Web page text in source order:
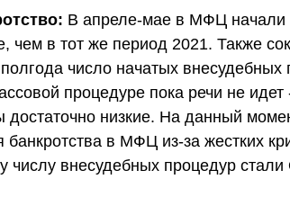
В апреле-мае в МФЦ начали
чем в тот же период 2021. Также
число начатых
процедуре пока речи не
достаточно низкие. На данный
в МФЦ из-за жестких
внесудебных процедур стали